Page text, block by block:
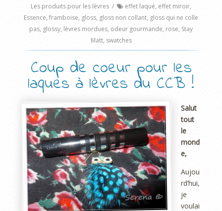
Les produits pour les lèvres / effet laqué, effet miroir,
Essence, framboise, gloss, gloss non collant, gloss qui ne colle
pas, glossy, lèvres mordues, odeur gourmande, rose, Stay
Matt, swatches
Coup de coeur pour les
laques à lèvres du CCB !
Salut
tout
le
mond
e,
Aujou
rd’hui,
je
voulai